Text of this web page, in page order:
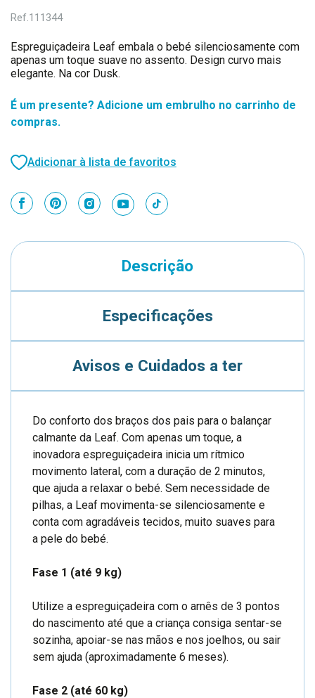
Ref.111344
Espreguiçadeira Leaf embala o bebé silenciosamente com
apenas um toque suave no assento. Design curvo mais
elegante. Na cor Dusk.
É um presente? Adicione um embrulho no carrinho de
compras.
Adicionar à lista de favoritos
Descrição
Especificações
Avisos e Cuidados a ter
Do conforto dos braços dos pais para o balançar
calmante da Leaf. Com apenas um toque, a
inovadora espreguiçadeira inicia um rítmico
movimento lateral, com a duração de 2 minutos,
que ajuda a relaxar o bebé. Sem necessidade de
pilhas, a Leaf movimenta-se silenciosamente e
conta com agradáveis tecidos, muito suaves para
a pele do bebé.
Fase 1 (até 9 kg)
Utilize a espreguiçadeira com o arnês de 3 pontos
do nascimento até que a criança consiga sentar-se
sozinha, apoiar-se nas mãos e nos joelhos, ou sair
sem ajuda (aproximadamente 6 meses).
Fase 2 (até 60 kg)